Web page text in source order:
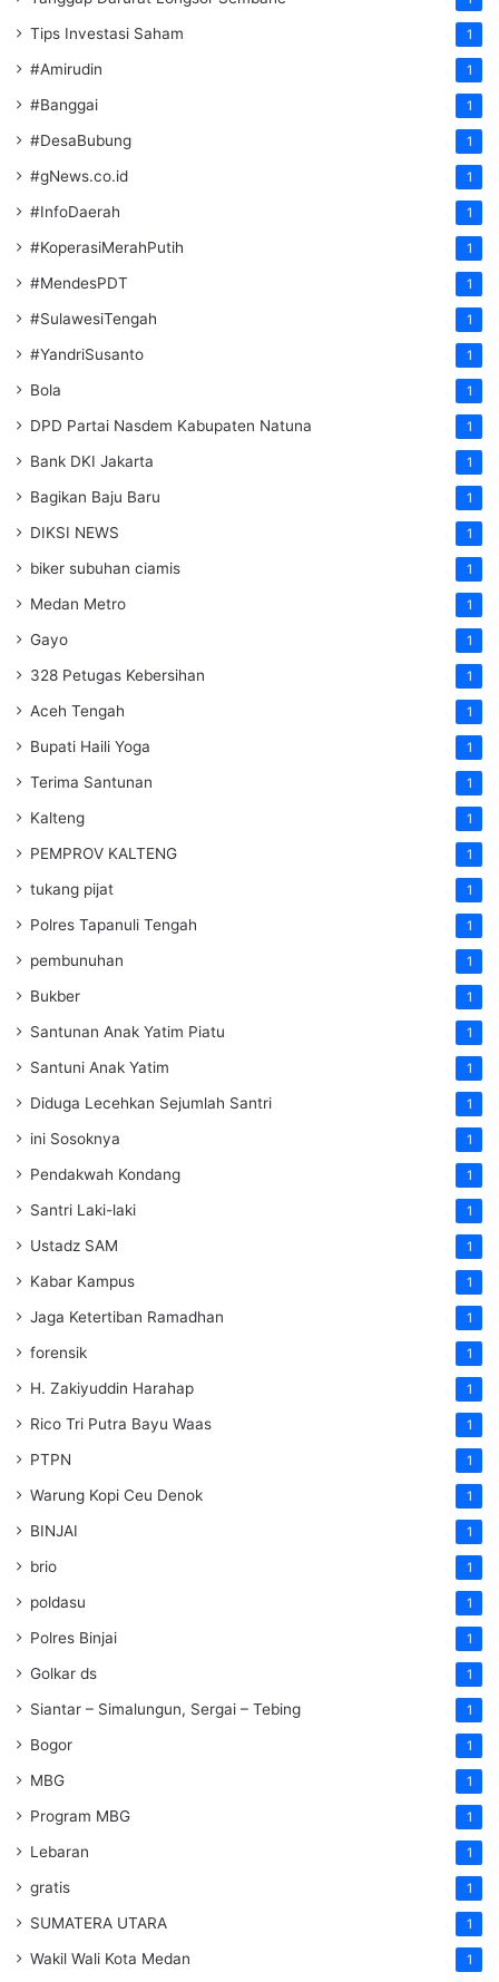
Tips Investasi Saham 1
#Amirudin 1
#Banggai 1
#DesaBubung 1
#gNews.co.id 1
#InfoDaerah 1
#KoperasiMerahPutih 1
#MendesPDT 1
#SulawesiTengah 1
#YandriSusanto 1
Bola 1
DPD Partai Nasdem Kabupaten Natuna 1
Bank DKI Jakarta 1
Bagikan Baju Baru 1
DIKSI NEWS 1
biker subuhan ciamis 1
Medan Metro 1
Gayo 1
328 Petugas Kebersihan 1
Aceh Tengah 1
Bupati Haili Yoga 1
Terima Santunan 1
Kalteng 1
PEMPROV KALTENG 1
tukang pijat 1
Polres Tapanuli Tengah 1
pembunuhan 1
Bukber 1
Santunan Anak Yatim Piatu 1
Santuni Anak Yatim 1
Diduga Lecehkan Sejumlah Santri 1
ini Sosoknya 1
Pendakwah Kondang 1
Santri Laki-laki 1
Ustadz SAM 1
Kabar Kampus 1
Jaga Ketertiban Ramadhan 1
forensik 1
H. Zakiyuddin Harahap 1
Rico Tri Putra Bayu Waas 1
PTPN 1
Warung Kopi Ceu Denok 1
BINJAI 1
brio 1
poldasu 1
Polres Binjai 1
Golkar ds 1
Siantar – Simalungun, Sergai – Tebing 1
Bogor 1
MBG 1
Program MBG 1
Lebaran 1
gratis 1
SUMATERA UTARA 1
Wakil Wali Kota Medan 1